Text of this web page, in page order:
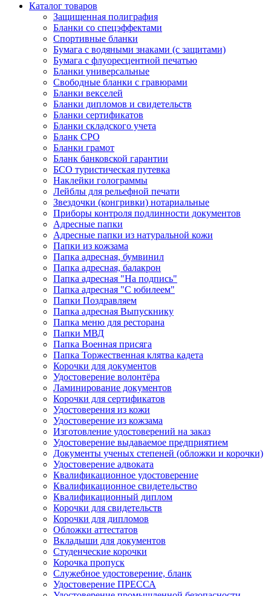
Каталог товаров
Защищенная полиграфия
Бланки со спецэффектами
Спортивные бланки
Бумага с водяными знаками (с защитами)
Бумага с флуоресцентной печатью
Бланки универсальные
Свободные бланки с гравюрами
Бланки векселей
Бланки дипломов и свидетельств
Бланки сертификатов
Бланки складского учета
Бланк СРО
Бланки грамот
Бланк банковской гарантии
БСО туристическая путевка
Наклейки голограммы
Лейблы для рельефной печати
Звездочки (конгривки) нотариальные
Приборы контроля подлинности документов
Адресные папки
Адресные папки из натуральной кожи
Папки из кожзама
Папка адресная, бумвинил
Папка адресная, балакрон
Папка адресная "На подпись"
Папка адресная "C юбилеем"
Папки Поздравляем
Папка адресная Выпускнику
Папка меню для ресторана
Папки МВД
Папка Военная присяга
Папка Торжественная клятва кадета
Корочки для документов
Удостоверение волонтёра
Ламинирование документов
Корочки для сертификатов
Удостоверения из кожи
Удостоверение из кожзама
Изготовление удостоверений на заказ
Удостоверение выдаваемое предприятием
Документы ученых степеней (обложки и корочки)
Удостоверение адвоката
Квалификационное удостоверение
Квалификационное свидетельство
Квалификационный диплом
Корочки для свидетельств
Корочки для дипломов
Обложки аттестатов
Вкладыши для документов
Студенческие корочки
Корочка пропуск
Служебное удостоверение, бланк
Удостоверение ПРЕССА